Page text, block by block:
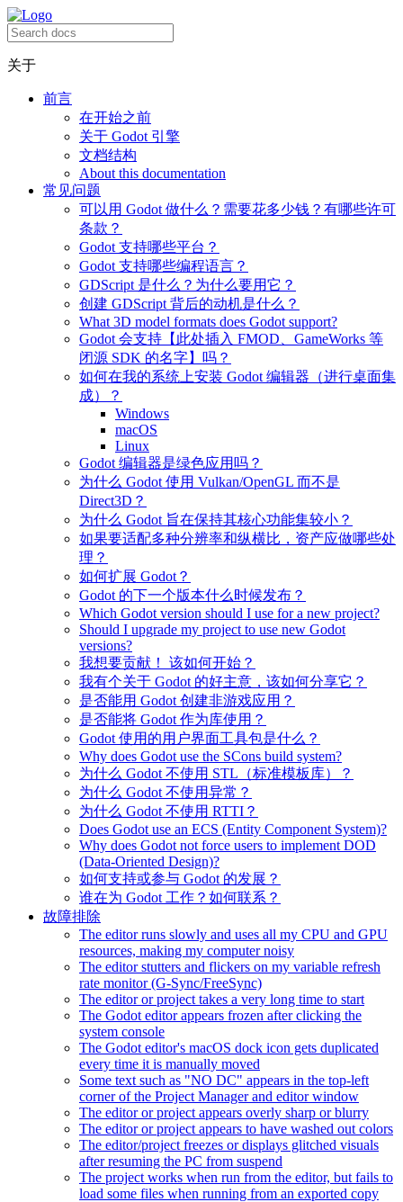
关于
前言
在开始之前
关于 Godot 引擎
文档结构
About this documentation
常见问题
可以用 Godot 做什么？需要花多少钱？有哪些许可
条款？
Godot 支持哪些平台？
Godot 支持哪些编程语言？
GDScript 是什么？为什么要用它？
创建 GDScript 背后的动机是什么？
What 3D model formats does Godot support?
Godot 会支持【此处插入 FMOD、GameWorks 等
闭源 SDK 的名字】吗？
如何在我的系统上安装 Godot 编辑器（进行桌面集
成）？
Windows
macOS
Linux
Godot 编辑器是绿色应用吗？
为什么 Godot 使用 Vulkan/OpenGL 而不是
Direct3D？
为什么 Godot 旨在保持其核心功能集较小？
如果要适配多种分辨率和纵横比，资产应做哪些处
理？
如何扩展 Godot？
Godot 的下一个版本什么时候发布？
Which Godot version should I use for a new project?
Should I upgrade my project to use new Godot
versions?
我想要贡献！ 该如何开始？
我有个关于 Godot 的好主意，该如何分享它？
是否能用 Godot 创建非游戏应用？
是否能将 Godot 作为库使用？
Godot 使用的用户界面工具包是什么？
Why does Godot use the SCons build system?
为什么 Godot 不使用 STL（标准模板库）？
为什么 Godot 不使用异常？
为什么 Godot 不使用 RTTI？
Does Godot use an ECS (Entity Component System)?
Why does Godot not force users to implement DOD
(Data-Oriented Design)?
如何支持或参与 Godot 的发展？
谁在为 Godot 工作？如何联系？
故障排除
The editor runs slowly and uses all my CPU and GPU
resources, making my computer noisy
The editor stutters and flickers on my variable refresh
rate monitor (G-Sync/FreeSync)
The editor or project takes a very long time to start
The Godot editor appears frozen after clicking the
system console
The Godot editor's macOS dock icon gets duplicated
every time it is manually moved
Some text such as "NO DC" appears in the top-left
corner of the Project Manager and editor window
The editor or project appears overly sharp or blurry
The editor or project appears to have washed out colors
The editor/project freezes or displays glitched visuals
after resuming the PC from suspend
The project works when run from the editor, but fails to
load some files when running from an exported copy